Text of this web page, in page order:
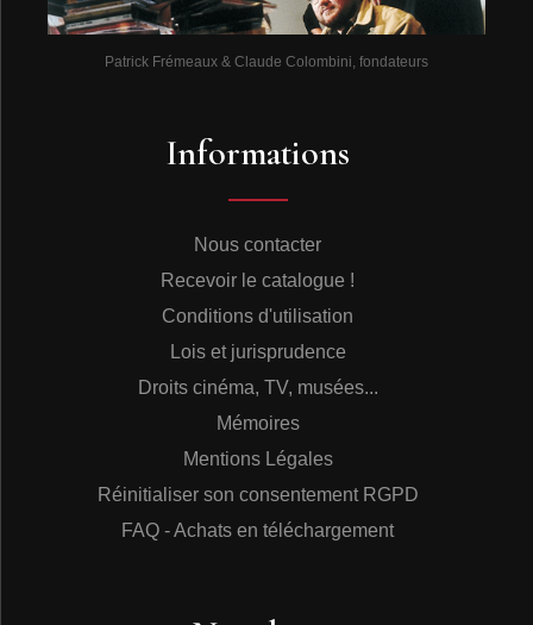
Patrick Frémeaux & Claude Colombini, fondateurs
Informations
Nous contacter
Recevoir le catalogue !
Conditions d'utilisation
Lois et jurisprudence
Droits cinéma, TV, musées...
Mémoires
Mentions Légales
Réinitialiser son consentement RGPD
FAQ - Achats en téléchargement